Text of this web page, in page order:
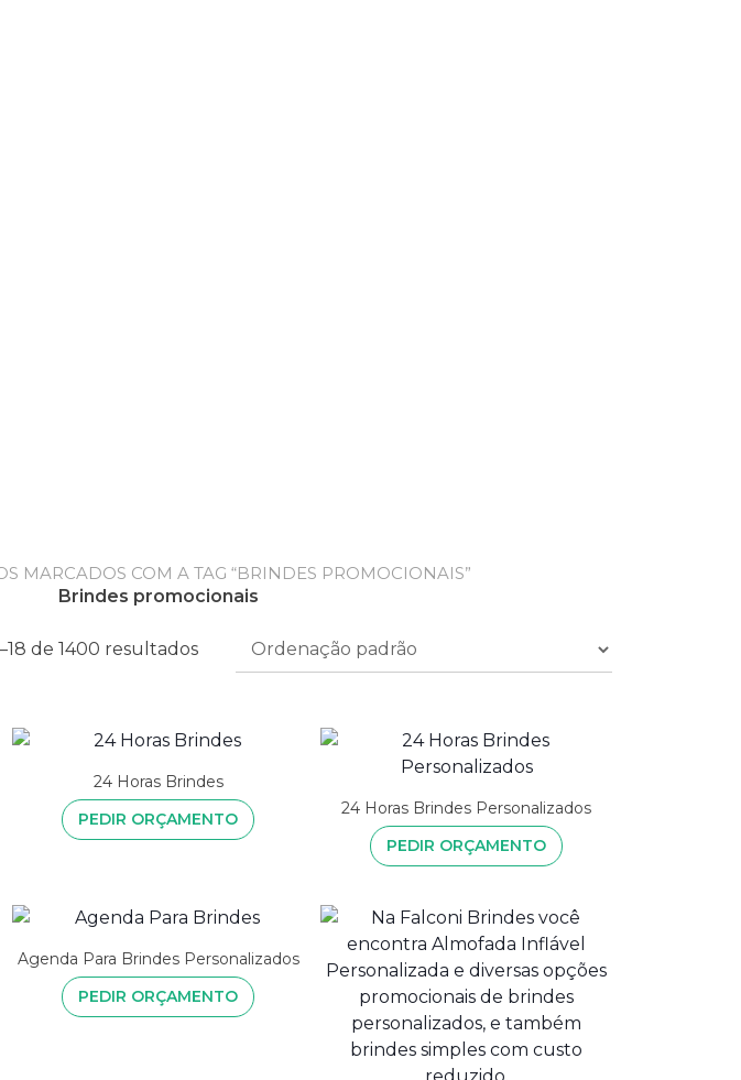
MARCADOS COM A TAG “BRINDES PROMOCIONAIS”
Brindes promocionais
de 1400 resultados
24 Horas Brindes
PEDIR ORÇAMENTO
24 Horas Brindes Personalizados
PEDIR ORÇAMENTO
Agenda Para Brindes Personalizados
PEDIR ORÇAMENTO